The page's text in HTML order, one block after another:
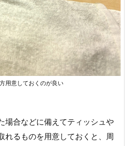
用意しておくのが良い
場合などに備えてティッシュや
れるものを用意しておくと、周